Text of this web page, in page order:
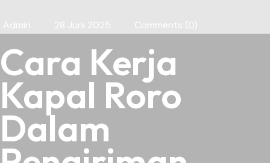
Admin 28 Juni 2025 Comments (0)
Cara Kerja
Kapal Roro
Dalam